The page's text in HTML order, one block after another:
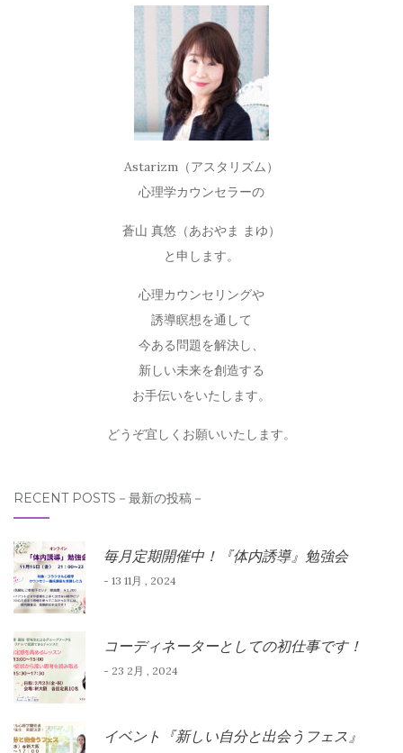
Astarizm（アスタリズム）
心理学カウンセラーの
蒼山 真悠（あおやま まゆ）
と申します。
心理カウンセリングや
誘導瞑想を通して
今ある問題を解決し、
新しい未来を創造する
お手伝いをいたします。
どうぞ宜しくお願いいたします。
RECENT POSTS－最新の投稿－
毎月定期開催中！『体内誘導』勉強会
- 13 11月 , 2024
コーディネーターとしての初仕事です！
- 23 2月 , 2024
イベント『新しい自分と出会うフェス』